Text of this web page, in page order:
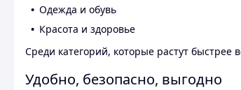
Одежда и обувь
Красота и здоровье
Среди категорий, которые растут
Удобно, безопасно, выгодно